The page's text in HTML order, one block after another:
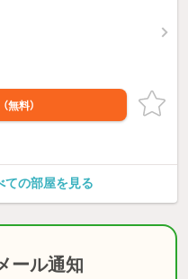
（無料）
ての部屋を見る
ール通知